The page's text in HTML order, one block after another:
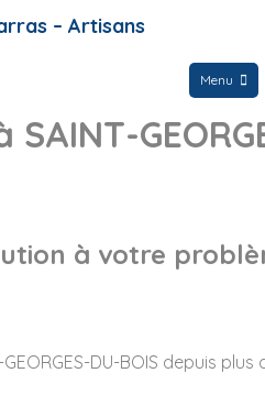
– Artisans
Menu
à votre
DU-BOIS depuis plus